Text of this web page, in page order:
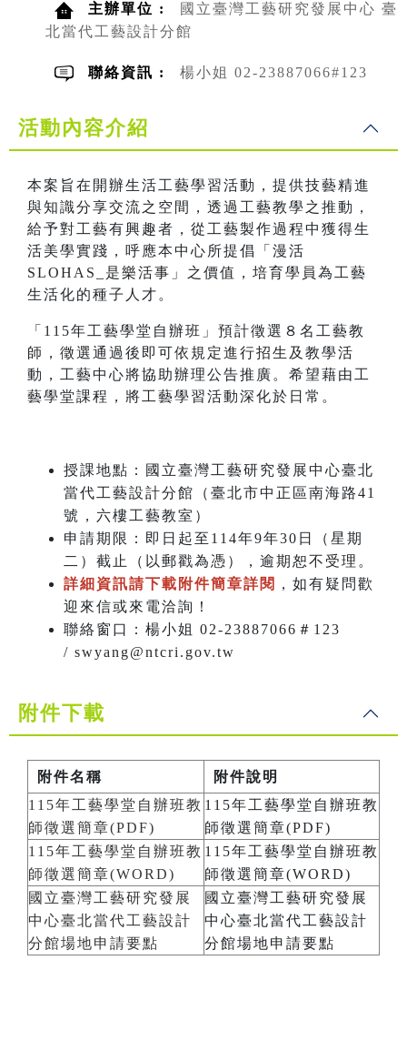
主辦單位 :
國立臺灣工藝研究發展中心 臺
北當代工藝設計分館
聯絡資訊 : 楊小姐 02-23887066#123
活動內容介紹
本案旨在開辦生活工藝學習活動，提供技藝精進
與知識分享交流之空間，透過工藝教學之推動，
給予對工藝有興趣者，從工藝製作過程中獲得生
活美學實踐，呼應本中心所提倡「漫活
SLOHAS_是樂活事」之價值，培育學員為工藝
生活化的種子人才。
「115年工藝學堂自辦班」預計徵選８名工藝教
師，徵選通過後即可依規定進行招生及教學活
動，工藝中心將協助辦理公告推廣。希望藉由工
藝學堂課程，將工藝學習活動深化於日常。
授課地點：國立臺灣工藝研究發展中心臺北
當代工藝設計分館（臺北市中正區南海路41
號，六樓工藝教室）
申請期限：即日起至114年9年30日（星期
二）截止（以郵戳為憑），逾期恕不受理。
詳細資訊請下載附件簡章詳閱
，如有疑問歡
迎來信或來電洽詢！
聯絡窗口：楊小姐 02-23887066＃123
/ swyang@ntcri.gov.tw
附件下載
附件名稱
附件說明
115年工藝學堂自辦班教
師徵選簡章(PDF)
115年工藝學堂自辦班教
師徵選簡章(PDF)
115年工藝學堂自辦班教
師徵選簡章(WORD)
115年工藝學堂自辦班教
師徵選簡章(WORD)
國立臺灣工藝研究發展
中心臺北當代工藝設計
分館場地申請要點
國立臺灣工藝研究發展
中心臺北當代工藝設計
分館場地申請要點